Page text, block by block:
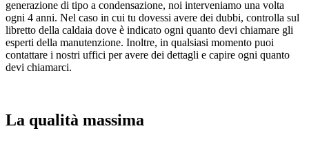
generazione di tipo a condensazione, noi interveniamo una volta
ogni 4 anni. Nel caso in cui tu dovessi avere dei dubbi, controlla sul
libretto della caldaia dove è indicato ogni quanto devi chiamare gli
esperti della manutenzione. Inoltre, in qualsiasi momento puoi
contattare i nostri uffici per avere dei dettagli e capire ogni quanto
devi chiamarci.
La qualità massima